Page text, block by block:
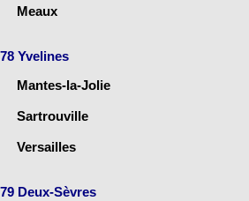
Meaux
78 Yvelines
Mantes-la-Jolie
Sartrouville
Versailles
79 Deux-Sèvres